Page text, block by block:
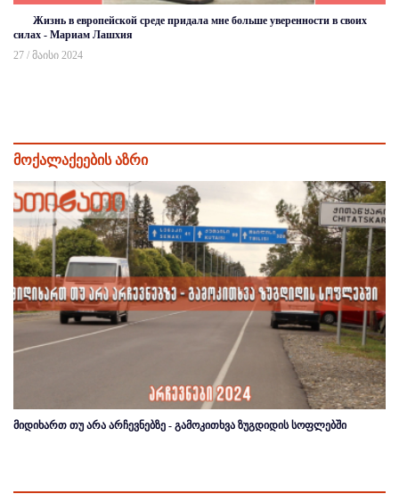
Жизнь в европейской среде придала мне больше уверенности в своих
силах - Мариам Лашхия
27 / მაისი 2024
მოქალაქეების აზრი
მიდიხართ თუ არა არჩევნებზე - გამოკითხვა ზუგდიდის სოფლებში